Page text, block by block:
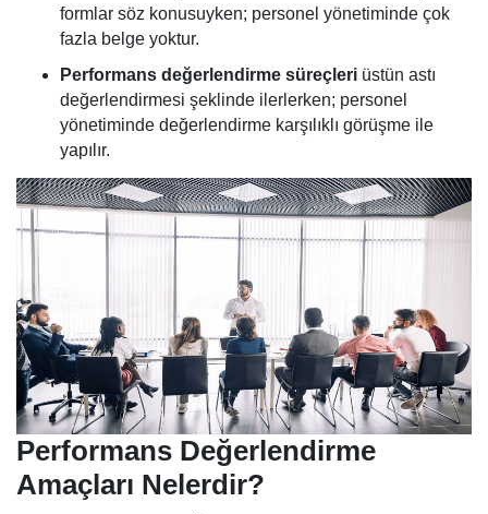
formlar söz konusuyken; personel yönetiminde çok
fazla belge yoktur.
Performans değerlendirme süreçleri üstün astı
değerlendirmesi şeklinde ilerlerken; personel
yönetiminde değerlendirme karşılıklı görüşme ile
yapılır.
Performans Değerlendirme
Amaçları Nelerdir?